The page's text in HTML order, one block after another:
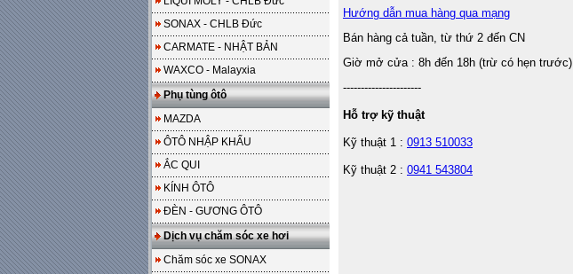
SONAX - CHLB Đức
CARMATE - NHẬT BẢN
WAXCO - Malayxia
Phụ tùng ôtô
MAZDA
ÔTÔ NHẬP KHẨU
ẮC QUI
KÍNH ÔTÔ
ĐÈN - GƯƠNG ÔTÔ
Dịch vụ chăm sóc xe hơi
Chăm sóc xe SONAX
Hướng dẫn mua hàng qua mạng
Bán hàng cả tuần, từ thứ 2 đến CN
Giờ mở cửa : 8h đến 18h (trừ có hẹn trước)
----------------------
Hỗ trợ kỹ thuật
Kỹ thuật 1 : 0913 510033
Kỹ thuật 2 : 0941 543804